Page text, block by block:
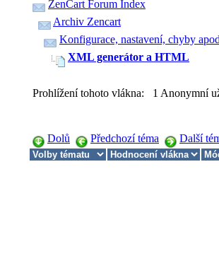
ZenCart Forum Index
Archiv Zencart
Konfigurace, nastavení, chyby
XML generátor a HTML
Prohlížení tohoto vlákna: 1 Anonymní
Dolů Předchozí téma Další